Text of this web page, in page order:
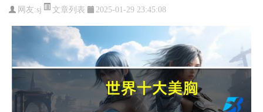
网友:sj 文章列表 2025-01-29 23:45:08